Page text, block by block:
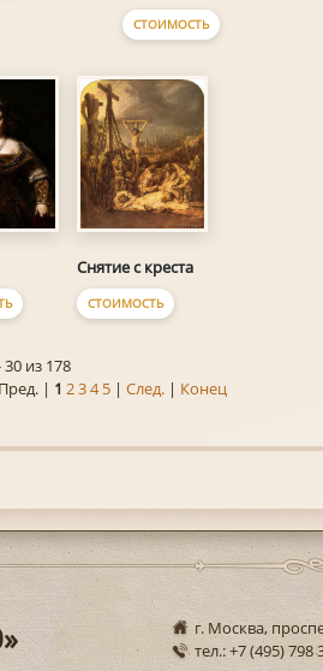
СТОИМОСТЬ
Снятие с креста
СТОИМОСТЬ
из 178
| 1 234 5| След.| Конец
г. Москва,
тел.: +7 (495) 798